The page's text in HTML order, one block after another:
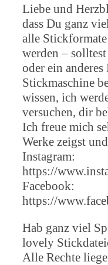
Liebe und
dass Du ganz
alle
werden –
oder ein
Stickmaschine
wissen, ich
versuchen, dir
Ich freue mich
Werke zeigst
Instagram:
https://
Facebook:
https://
Hab ganz viel
lovely
Alle Rechte